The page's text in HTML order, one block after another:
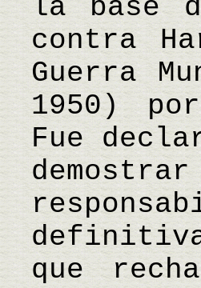
la base
contra
Guerra
1950)
Fue
que